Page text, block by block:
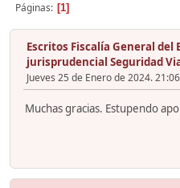
Páginas 1
Escritos Fiscalía General del
jurisprudencial Seguridad
Jueves 25 de Enero de 2024.
Muchas gracias. Estupendo